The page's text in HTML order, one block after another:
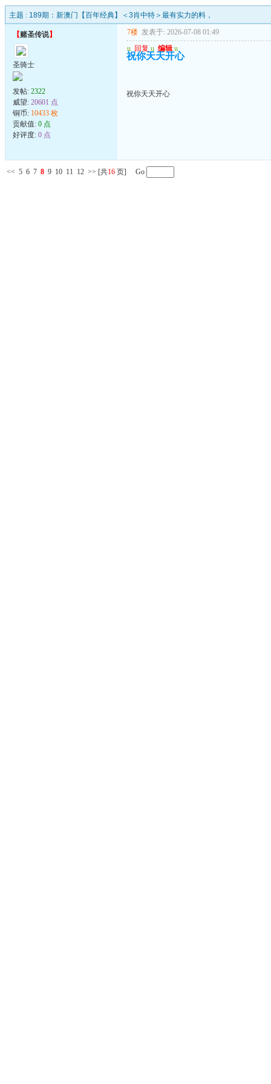
主题 : 189期：新澳门【百年经典】＜3肖中特＞最有实力的料，
【赌圣传说】
圣骑士
发帖: 2322
威望: 20601 点
铜币: 10433 枚
贡献值: 0 点
好评度: 0 点
7楼 发表于: 2026-07-08 01:49
u 回复 u 编辑 u
祝你天天开心
祝你天天开心
<< 5 6 7 8 9 10 11 12 >> [共16 页] Go